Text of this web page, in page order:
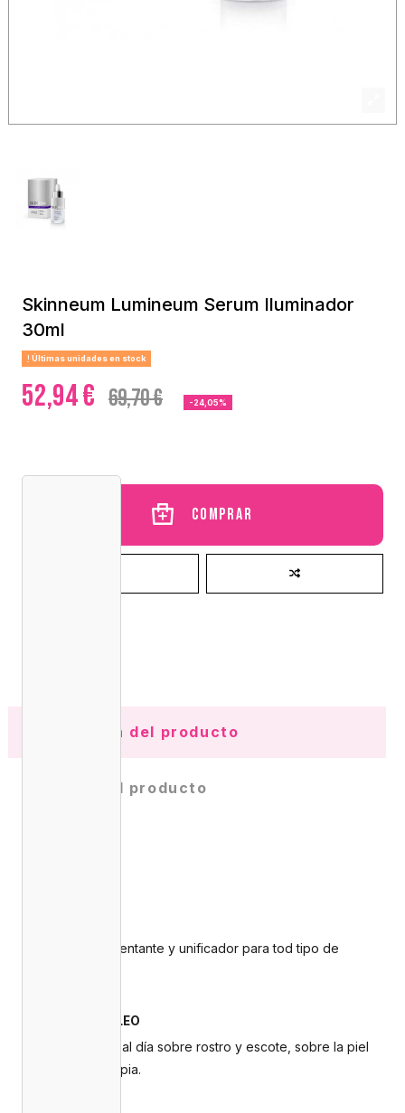
Skinneum Lumineum Serum Iluminador
30ml
Últimas unidades en stock
52,94 € 69,70 € -24,05%
Comprar
Información del producto
Detalles del producto
Serum despigmentante y unificador para tod tipo de
MODO DE EMPLEO
Aplicar 2 veces al día sobre rostro y escote, sobre la piel
previamente limpia.